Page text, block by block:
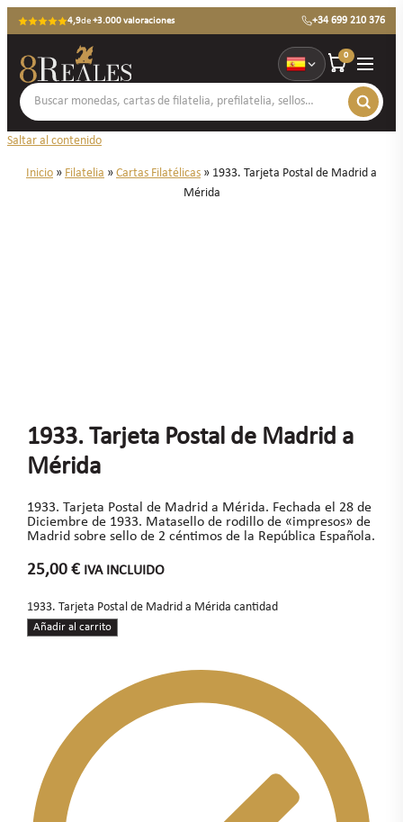
4,9de+3.000 valoraciones +34 699 210 376
0
Saltar al contenido
Inicio » Filatelia » Cartas Filatélicas » 1933. Tarjeta Postal de Madrid a
Mérida
1933. Tarjeta Postal de Madrid a
Mérida
1933. Tarjeta Postal de Madrid a Mérida. Fechada el 28 de
Diciembre de 1933. Matasello de rodillo de «impresos» de
Madrid sobre sello de 2 céntimos de la República Española.
25,00 € IVA INCLUIDO
1933. Tarjeta Postal de Madrid a Mérida cantidad
Añadir al carrito